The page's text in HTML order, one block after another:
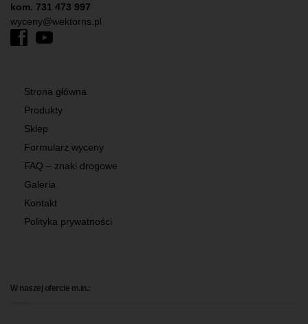
kom. 731 473 997
wyceny@wektorns.pl
Strona główna
Produkty
Sklep
Formularz wyceny
FAQ – znaki drogowe
Galeria
Kontakt
Polityka prywatności
W naszej ofercie m.in.: